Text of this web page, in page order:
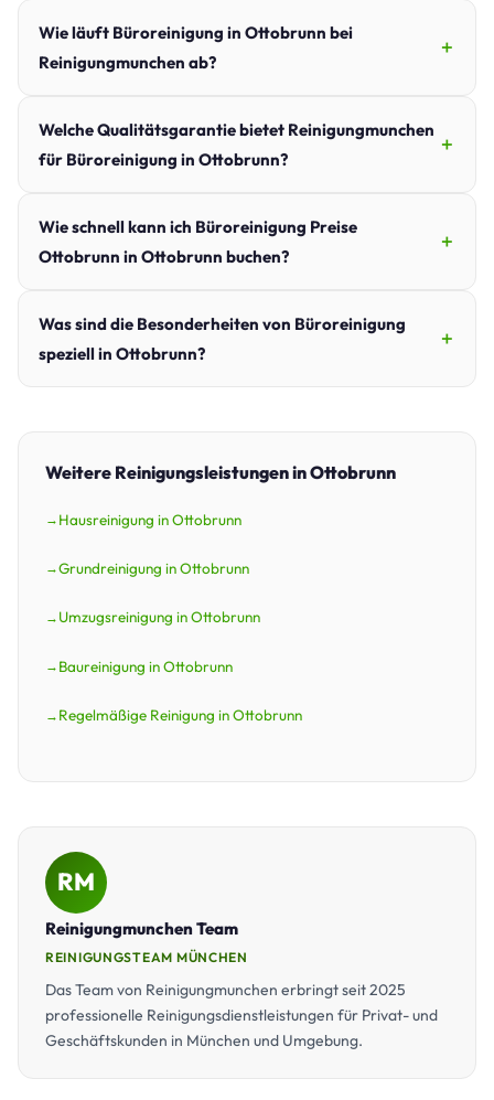
Wie läuft Büroreinigung in Ottobrunn bei
Reinigungmunchen ab?
Welche Qualitätsgarantie bietet Reinigungmunchen
für Büroreinigung in Ottobrunn?
Wie schnell kann ich Büroreinigung Preise
Ottobrunn in Ottobrunn buchen?
Was sind die Besonderheiten von Büroreinigung
speziell in Ottobrunn?
Weitere Reinigungsleistungen in Ottobrunn
Hausreinigung in Ottobrunn
Grundreinigung in Ottobrunn
Umzugsreinigung in Ottobrunn
Baureinigung in Ottobrunn
Regelmäßige Reinigung in Ottobrunn
RM
Reinigungmunchen Team
REINIGUNGSTEAM MÜNCHEN
Das Team von Reinigungmunchen erbringt seit 2025
professionelle Reinigungsdienstleistungen für Privat- und
Geschäftskunden in München und Umgebung.